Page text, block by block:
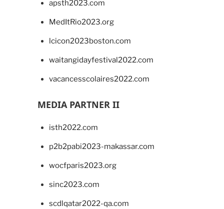
apsth2023.com
MedItRio2023.org
lcicon2023boston.com
waitangidayfestival2022.com
vacancesscolaires2022.com
MEDIA PARTNER II
isth2022.com
p2b2pabi2023-makassar.com
wocfparis2023.org
sinc2023.com
scdlqatar2022-qa.com